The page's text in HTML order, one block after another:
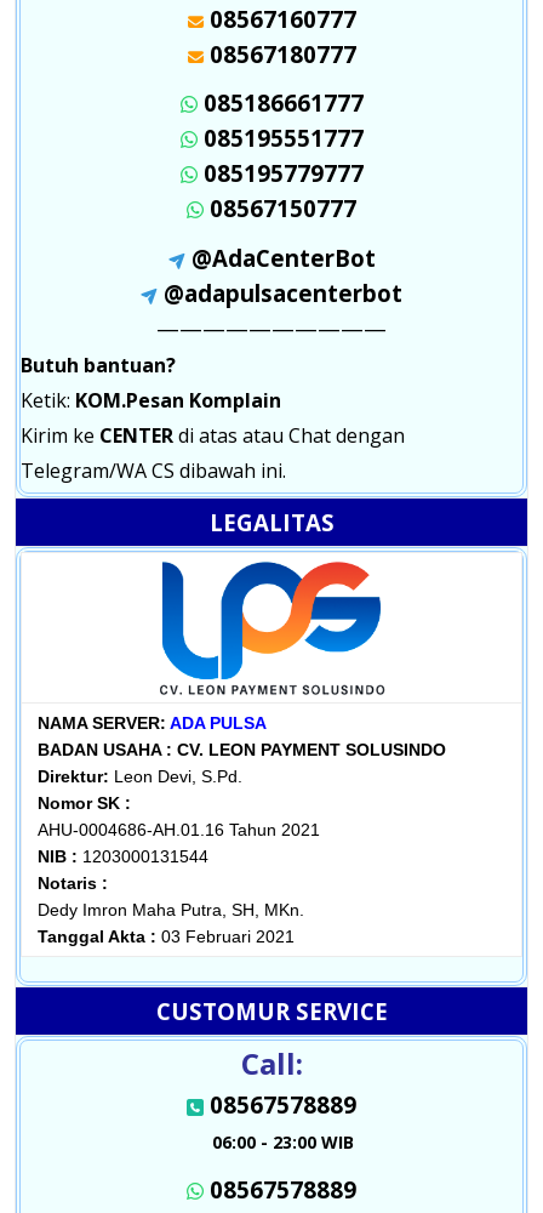
08567160777
08567180777
085186661777
085195551777
085195779777
08567150777
@AdaCenterBot
@adapulsacenterbot
——————————
Butuh bantuan?
Ketik: KOM.Pesan Komplain
Kirim ke CENTERdi atas atau Chat dengan
Telegram/WA CS dibawah ini.
LEGALITAS
NAMA SERVER: ADA PULSA
BADAN USAHA : CV. LEON PAYMENT SOLUSINDO
Direktur: Leon Devi, S.Pd.
Nomor SK :
AHU-0004686-AH.01.16 Tahun 2021
NIB : 1203000131544
Notaris :
Dedy Imron Maha Putra, SH, MKn.
Tanggal Akta : 03 Februari 2021
CUSTOMUR SERVICE
Call:
08567578889
06:00 - 23:00 WIB
08567578889